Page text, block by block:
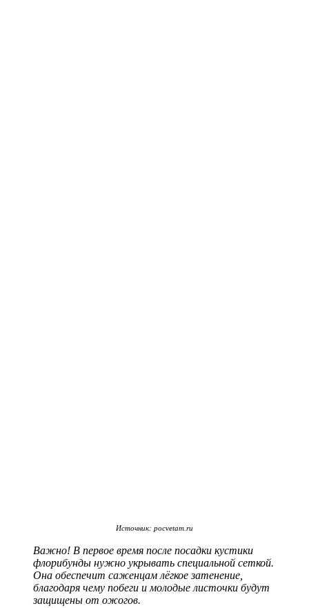
Источник: pocvetam.ru
Важно! В первое время после посадки кустики
флорибунды нужно укрывать специальной сеткой.
Она обеспечит саженцам лёгкое затенение,
благодаря чему побеги и молодые листочки будут
защищены от ожогов.